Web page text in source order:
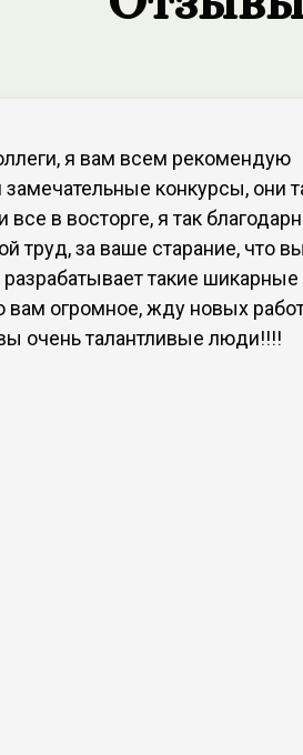
я вам всем рекомендую
замечательные конкурсы, они
все в восторге, я так
труд, за ваше старание, что вы
такие
вам огромное, жду новых
очень талантливые люди!!!!